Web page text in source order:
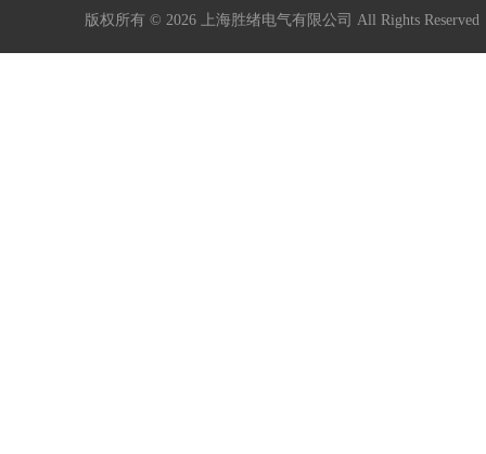
版权所有 © 2026 上海胜绪电气有限公司 All Rights